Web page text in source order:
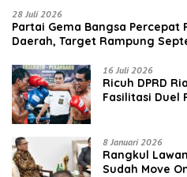
28 Juli 2026
Partai Gema Bangsa
Daerah, Target Rampung
16 Juli 2026
‎Ricuh DPRD
Fasilitasi Duel
8 Januari 2026
Rangkul
Sudah Move